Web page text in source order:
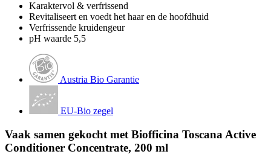
Karaktervol & verfrissend
Revitaliseert en voedt het haar en de hoofdhuid
Verfrissende kruidengeur
pH waarde 5,5
Austria Bio Garantie
EU-Bio zegel
Vaak samen gekocht met Biofficina Toscana Active
Conditioner Concentrate, 200 ml